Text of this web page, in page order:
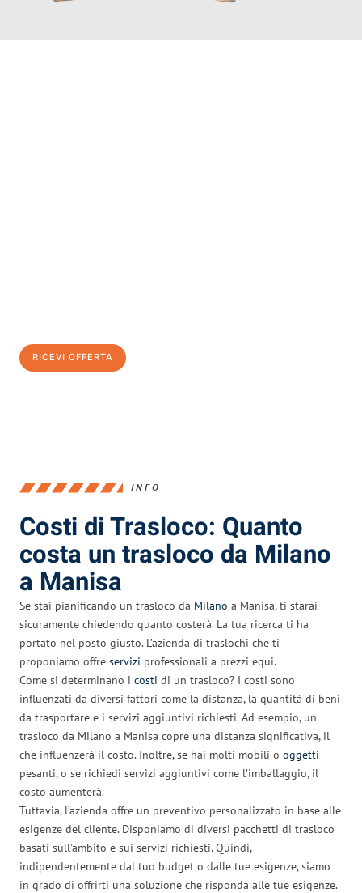
RICEVI OFFERTA
INFO
Costi di Trasloco: Quanto
costa un trasloco da Milano
a Manisa
Se stai pianificando un trasloco da Milano a Manisa, ti starai
sicuramente chiedendo quanto costerà. La tua ricerca ti ha
portato nel posto giusto. L’azienda di traslochi che ti
proponiamo offre servizi professionali a prezzi equi.
Come si determinano i costi di un trasloco? I costi sono
influenzati da diversi fattori come la distanza, la quantità di beni
da trasportare e i servizi aggiuntivi richiesti. Ad esempio, un
trasloco da Milano a Manisa copre una distanza significativa, il
che influenzerà il costo. Inoltre, se hai molti mobili o oggetti
pesanti, o se richiedi servizi aggiuntivi come l’imballaggio, il
costo aumenterà.
Tuttavia, l’azienda offre un preventivo personalizzato in base alle
esigenze del cliente. Disponiamo di diversi pacchetti di trasloco
basati sull’ambito e sui servizi richiesti. Quindi,
indipendentemente dal tuo budget o dalle tue esigenze, siamo
in grado di offrirti una soluzione che risponda alle tue esigenze.